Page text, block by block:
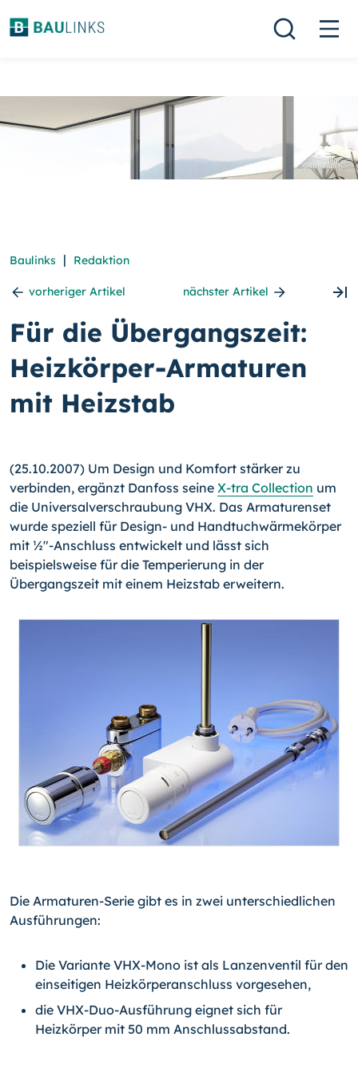
Baulinks | Redaktion
vorheriger Artikel nächster Artikel
Für die Übergangszeit:
Heizkörper-Armaturen
mit Heizstab
(25.10.2007) Um Design und Komfort stärker zu
verbinden, ergänzt Danfoss seine X-tra Collection um
die Universalverschraubung VHX. Das Armaturenset
wurde speziell für Design- und Handtuchwärmekörper
mit ½"-Anschluss entwickelt und lässt sich
beispielsweise für die Temperierung in der
Übergangszeit mit einem Heizstab erweitern.
Die Armaturen-Serie gibt es in zwei unterschiedlichen
Ausführungen:
Die Variante VHX-Mono ist als Lanzenventil für den
einseitigen Heizkörperanschluss vorgesehen,
die VHX-Duo-Ausführung eignet sich für
Heizkörper mit 50 mm Anschlussabstand.